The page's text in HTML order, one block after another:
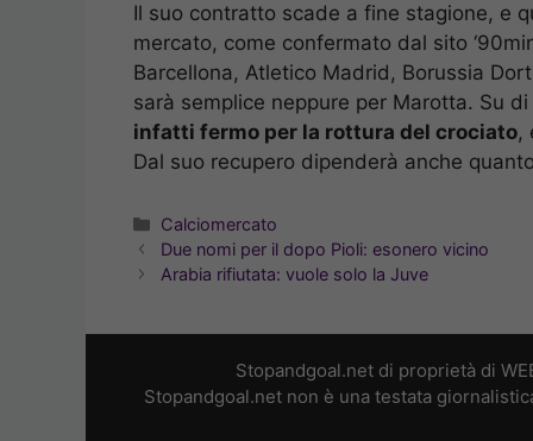
Il suo contratto scade a fine stagione, e
mercato, come confermato dal sito
Barcellona, Atletico Madrid, Borussia
sarà semplice neppure per Marotta. Su
infatti fermo per la rottura del crociato,
Dal suo recupero dipenderà anche
Categorie
Calciomercato
Due nomi per il dopo Pioli: esonero vicino
Arabia rifiutata: vuole solo la Juve
Stopandgoal.net di proprietà di
Stopandgoal.net non è una testata